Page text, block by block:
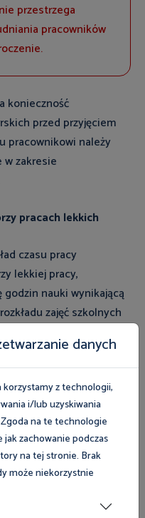
przestrzega
pracowników
konieczność
przed przyjęciem
pracownikowi należy
zakresie
pracach lekkich
czasu pracy
lekkiej pracy,
nauki wynikającą
zajęć szkolnych
w okresie
przekraczać 12
szkolnych
nie może przekraczać 2
ferii zimowych i letnich
dobę i 35 tygodniowo.
danych
z technologii,
i/lub uzyskiwania
na te technologie
zachowanie podczas
na tej stronie. Brak
może niekorzystnie